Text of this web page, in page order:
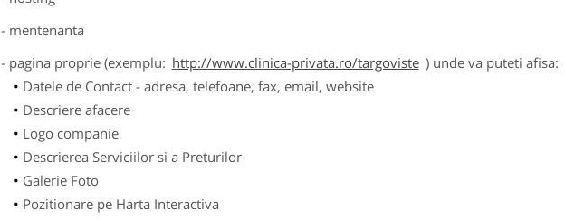
- mentenanta
- pagina proprie (exemplu: http://www.clinica-privata.ro/targoviste ) unde va puteti afisa:
Datele de Contact - adresa, telefoane, fax, email, website
Descriere afacere
Logo companie
Descrierea Serviciilor si a Preturilor
Galerie Foto
Pozitionare pe Harta Interactiva